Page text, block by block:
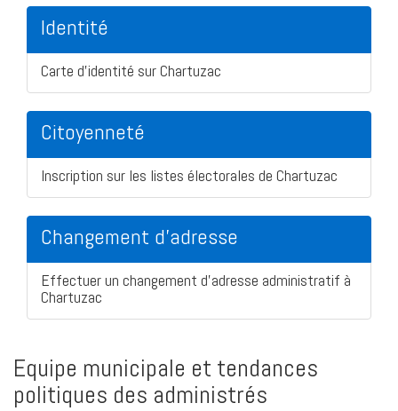
Identité
Carte d'identité sur Chartuzac
Citoyenneté
Inscription sur les listes électorales de Chartuzac
Changement d'adresse
Effectuer un changement d'adresse administratif à
Chartuzac
Equipe municipale et tendances
politiques des administrés